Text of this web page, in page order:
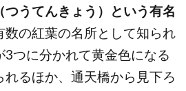
つうてんきょう）という有名
数の紅葉の名所として知られ
3つに分かれて黄金色になる
れるほか、通天橋から見下ろ